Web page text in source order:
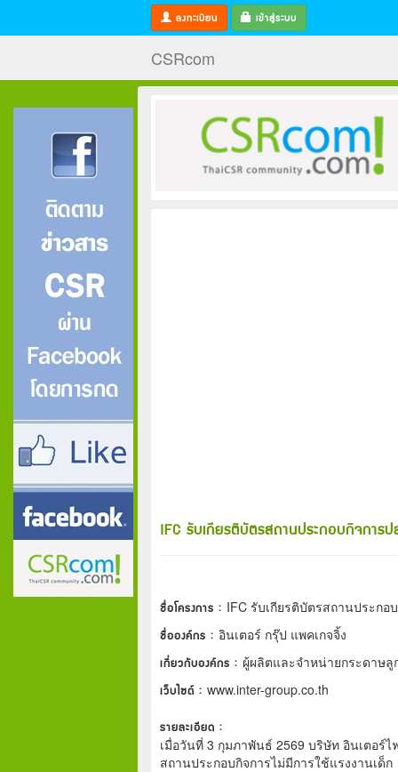
ลงทะเบียน เข้าสู่ระบบ
CSRcom
IFC รับเกียรติบัตรสถานประกอบกิจการ
ชื่อโครงการ : IFC รับเกียรติบัตรสถานประก
ชื่อองค์กร : อินเตอร์ กรุ๊ป แพคเกจจิ้ง
เกี่ยวกับองค์กร : ผู้ผลิตและจำหน่ายกระดาษลู
เว็บไซต์ : www.inter-group.co.th
รายละเอียด :
เมื่อวันที่ 3 กุมภาพันธ์ 2569 บริษัท อินเตอร์ไ
สถานประกอบกิจการไม่มีการใช้แรงงานเด็ก